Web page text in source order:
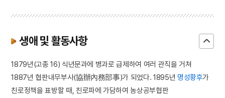
생애 및 활동사항
1879년(고종 16) 식년문과에 병과로 급제하여 여러 관직을 거쳐
1887년 협판내무부사(協辦內務部事)가 되었다. 1895년 명성황후가
친로정책을 표방할 때, 친로파에 가담하여 농상공부협판